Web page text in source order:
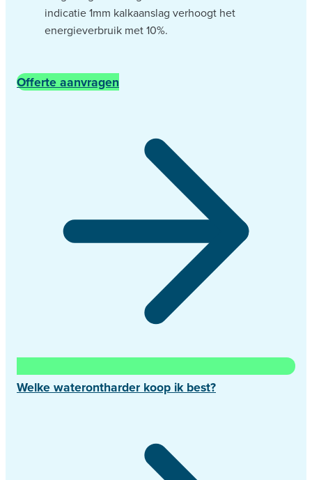
indicatie 1mm kalkaanslag verhoogt het
energieverbruik met 10%.
Offerte aanvragen
Welke waterontharder koop ik best?